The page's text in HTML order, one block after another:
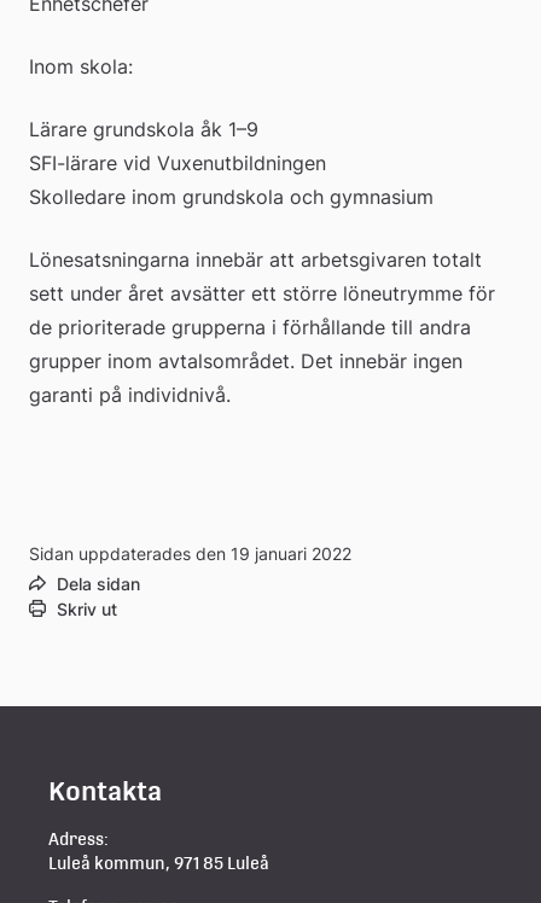
Inom skola:
Lärare grundskola åk 1–9
SFI-lärare vid Vuxenutbildningen
Skolledare inom grundskola och gymnasium
Lönesatsningarna innebär att arbetsgivaren totalt
sett under året avsätter ett större löneutrymme för
de prioriterade grupperna i förhållande till andra
grupper inom avtalsområdet. Det innebär ingen
garanti på individnivå.
Sidan uppdaterades den 19 januari 2022
Dela sidan
Skriv ut
Kontakta
Adress:
Luleå kommun, 971 85 Luleå